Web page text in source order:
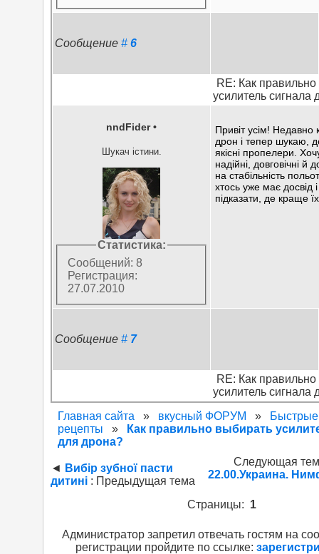
Сообщение#6
RE: Как
усилитель сигнала
nndFider •
Шукач істини.
Статистика:
Сообщений: 8
Регистрация:
27.07.2010
Привіт усім! Недавно
дрон і тепер шукаю,
якісні пропелери.
надійні, довговічні й
на стабільність
хтось уже має досвід
підказати, де краще
Сообщение# 7
RE: Как
усилитель сигнала
Главная сайта
» вкусный ФОРУМ »
рецепты
»
Как правильно выбирать
для дрона?
◄ Вибір зубної пасти
дитині : Предыдущая тема
Следующая
22.00.Украина.
Страницы: 1
Администратор запретил отвечать гостям на
регистрации пройдите по ссылке: